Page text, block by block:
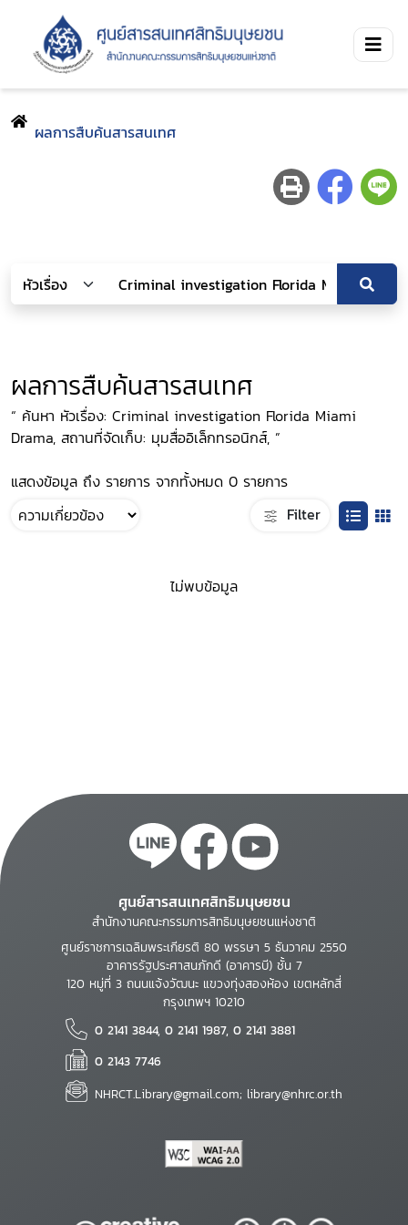
ผลการสืบค้นสารสนเทศ
ผลการสืบค้นสารสนเทศ
“ ค้นหา หัวเรื่อง: Criminal investigation Florida Miami
Drama, สถานที่จัดเก็บ: มุมสื่ออิเล็กทรอนิกส์, ”
แสดงข้อมูล ถึง รายการ จากทั้งหมด 0 รายการ
Filter
ไม่พบข้อมูล
ศูนย์สารสนเทศสิทธิมนุษยชน
สำนักงานคณะกรรมการสิทธิมนุษยชนแห่งชาติ
ศูนย์ราชการเฉลิมพระเกียรติ 80 พรรษา 5 ธันวาคม 2550
อาคารรัฐประศาสนภักดี (อาคารบี) ชั้น 7
120 หมู่ที่ 3 ถนนแจ้งวัฒนะ แขวงทุ่งสองห้อง เขตหลักสี่
กรุงเทพฯ 10210
0 2141 3844, 0 2141 1987, 0 2141 3881
0 2143 7746
NHRCT.Library@gmail.com; library@nhrc.or.th